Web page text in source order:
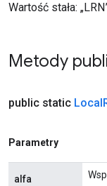
Wartość stała:
Metody
public static Local
Parametry
alfa